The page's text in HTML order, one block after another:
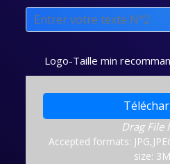
Logo-Taille min
Drag File
Accepted formats:
size: